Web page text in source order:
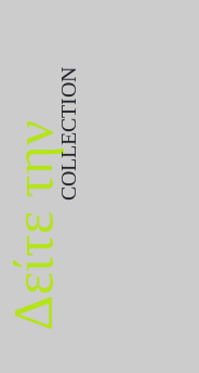
Δείτε τηνCOLLECTION